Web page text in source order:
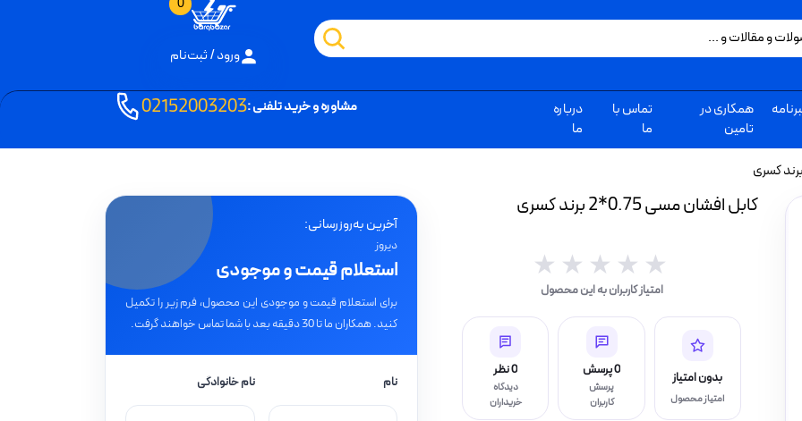
0
ورود / ثبت‌نام
همکاری در
تامین
تماس با
ما
درباره
ما
مشاوره و خرید تلفنی :02152003203
کابل افشان مسی 0.75*2 برند کسری
★★★★★
★★★★★
امتیاز کاربران به این محصول
بدون امتیاز
امتیاز محصول
0 پرسش
پرسش
کاربران
0 نظر
دیدگاه
خریداران
آخرین به‌روزرسانی:
دیروز
استعلام قیمت و موجودی
برای استعلام قیمت و موجودی این محصول، فرم زیر را تکمیل
کنید. همکاران ما تا 30 دقیقه بعد با شما تماس خواهند گرفت.
نام نام خانوادگی